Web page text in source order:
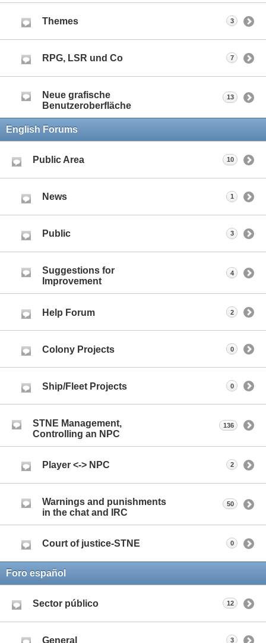
Themes 3
RPG, LSR und Co 7
Neue grafische
Benutzeroberfläche
13
English Forums
Public Area 10
News 1
Public 3
Suggestions for
Improvement
4
Help Forum 2
Colony Projects 0
Ship/Fleet Projects 0
STNE Management,
Controlling an NPC
136
Player <-> NPC 2
Warnings and punishments
in the chat and IRC
50
Court of justice-STNE 0
Foro español
Sector público 12
General 3